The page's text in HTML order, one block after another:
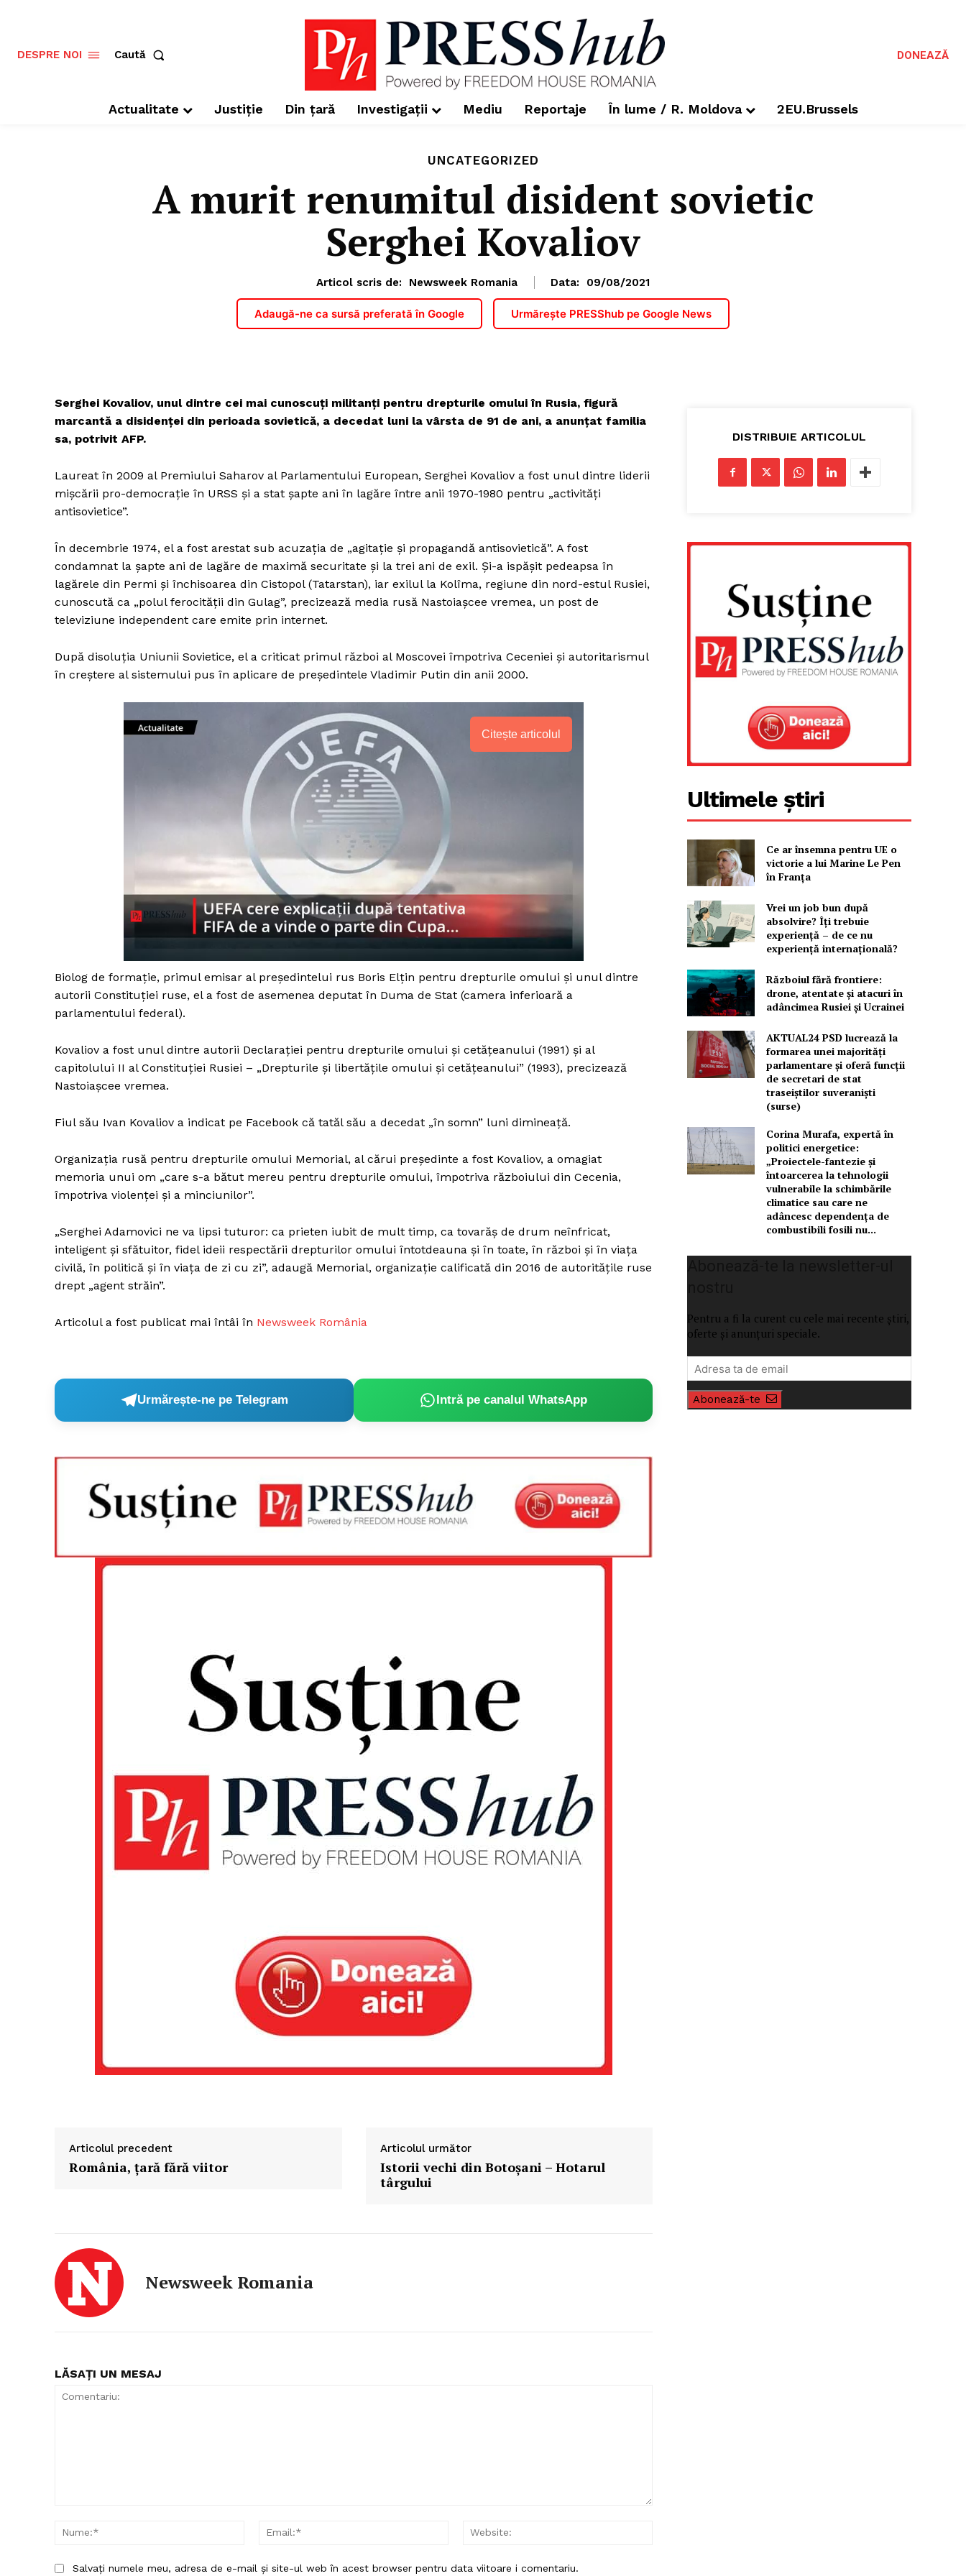
Un proiect
FREEDOM HOUSE
ROMÂNIA
PRESShub
DESPRE NOI Caută DONEAZĂ
Actualitate Justiție Din țară Investigații Mediu Reportaje În lume / R. Moldova 2EU.Brussels
UNCATEGORIZED
A murit renumitul disident sovietic
Serghei Kovaliov
Articol scris de: Newsweek Romania Data: 09/08/2021
Adaugă-ne ca sursă preferată în Google Urmărește PRESShub pe Google News
Serghei Kovaliov, unul dintre cei mai cunoscuţi militanţi pentru drepturile omului în Rusia, figură
marcantă a disidenţei din perioada sovietică, a decedat luni la vârsta de 91 de ani, a anunţat familia
sa, potrivit AFP.
Laureat în 2009 al Premiului Saharov al Parlamentului European, Serghei Kovaliov a fost unul dintre liderii
mişcării pro-democraţie în URSS şi a stat şapte ani în lagăre între anii 1970-1980 pentru „activităţi
antisovietice”.
În decembrie 1974, el a fost arestat sub acuzaţia de „agitaţie şi propagandă antisovietică”. A fost
condamnat la şapte ani de lagăre de maximă securitate şi la trei ani de exil. Şi-a ispăşit pedeapsa în
lagărele din Permi şi închisoarea din Cistopol (Tatarstan), iar exilul la Kolîma, regiune din nord-estul Rusiei,
cunoscută ca „polul ferocităţii din Gulag”, precizează media rusă Nastoiaşcee vremea, un post de
televiziune independent care emite prin internet.
După disoluţia Uniunii Sovietice, el a criticat primul război al Moscovei împotriva Ceceniei şi autoritarismul
în creştere al sistemului pus în aplicare de preşedintele Vladimir Putin din anii 2000.
Citește articolul
Biolog de formaţie, primul emisar al preşedintelui rus Boris Elţin pentru drepturile omului şi unul dintre
autorii Constituţiei ruse, el a fost de asemenea deputat în Duma de Stat (camera inferioară a
parlamentului federal).
Kovaliov a fost unul dintre autorii Declaraţiei pentru drepturile omului şi cetăţeanului (1991) şi al
capitolului II al Constituţiei Rusiei – „Drepturile şi libertăţile omului şi cetăţeanului” (1993), precizează
Nastoiaşcee vremea.
Fiul său Ivan Kovaliov a indicat pe Facebook că tatăl său a decedat „în somn” luni dimineaţă.
Organizaţia rusă pentru drepturile omului Memorial, al cărui preşedinte a fost Kovaliov, a omagiat
memoria unui om „care s-a bătut mereu pentru drepturile omului, împotriva războiului din Cecenia,
împotriva violenţei şi a minciunilor”.
„Serghei Adamovici ne va lipsi tuturor: ca prieten iubit de mult timp, ca tovarăş de drum neînfricat,
inteligent şi sfătuitor, fidel ideii respectării drepturilor omului întotdeauna şi în toate, în război şi în viaţa
civilă, în politică şi în viaţa de zi cu zi”, adaugă Memorial, organizaţie calificată din 2016 de autorităţile ruse
drept „agent străin”.
Articolul a fost publicat mai întâi în Newsweek România
Urmărește-ne pe Telegram Intră pe canalul WhatsApp
Articolul precedent
România, țară fără viitor
Articolul următor
Istorii vechi din Botoșani – Hotarul
târgului
Newsweek Romania
LĂSAȚI UN MESAJ
Nume:*
Email:*
Salvați numele meu, adresa de e-mail și site-ul web în acest browser pentru data viitoare i comentariu.
DISTRIBUIE ARTICOLUL
Ultimele știri
Ce ar însemna pentru UE o
victorie a lui Marine Le Pen
în Franța
Vrei un job bun după
absolvire? Îți trebuie
experiență – de ce nu
experiență internațională?
Războiul fără frontiere:
drone, atentate și atacuri în
adâncimea Rusiei și Ucrainei
AKTUAL24 PSD lucrează la
formarea unei majorităţi
parlamentare și oferă funcții
de secretari de stat
traseiștilor suveraniști
(surse)
Corina Murafa, expertă în
politici energetice:
„Proiectele-fantezie și
întoarcerea la tehnologii
vulnerabile la schimbările
climatice sau care ne
adâncesc dependența de
combustibili fosili nu...
Pentru a fi la curent cu cele mai recente știri,
oferte și anunțuri speciale.
Abonează-te